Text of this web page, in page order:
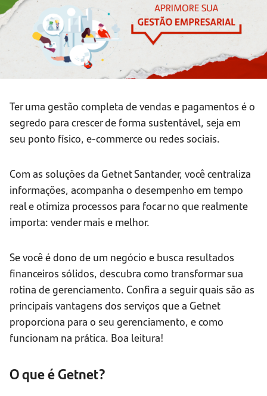
Ter uma gestão completa de vendas e pagamentos é o
segredo para crescer de forma sustentável, seja em
seu ponto físico, e-commerce ou redes sociais.
Com as soluções da Getnet Santander, você centraliza
informações, acompanha o desempenho em tempo
real e otimiza processos para focar no que realmente
importa: vender mais e melhor.
Se você é dono de um negócio e busca resultados
financeiros sólidos, descubra como transformar sua
rotina de gerenciamento. Confira a seguir quais são as
principais vantagens dos serviços que a Getnet
proporciona para o seu gerenciamento, e como
funcionam na prática. Boa leitura!
O que é Getnet?